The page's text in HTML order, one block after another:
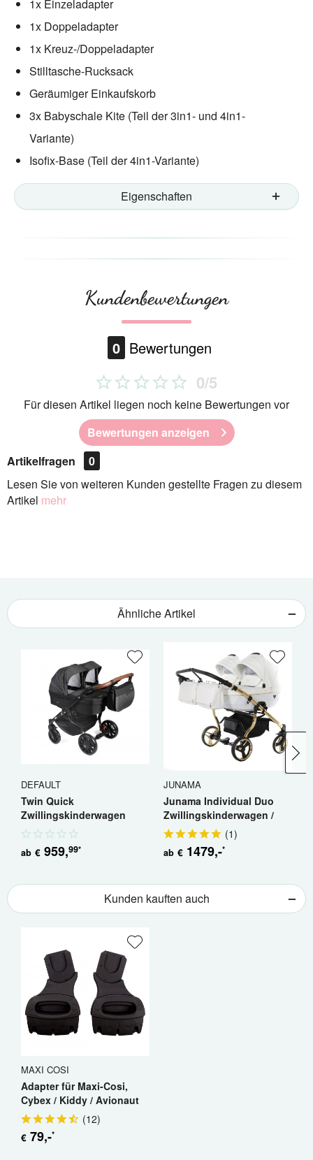
1x Einzeladapter
1x Doppeladapter
1x Kreuz-/Doppeladapter
Stilltasche-Rucksack
Geräumiger Einkaufskorb
3x Babyschale Kite (Teil der 3in1- und 4in1-
Variante)
Isofix-Base (Teil der 4in1-Variante)
Eigenschaften
Kundenbewertungen
0 Bewertungen
0/5
Für diesen Artikel liegen noch keine Bewertungen vor
Bewertungen anzeigen
Artikelfragen
0
Lesen Sie von weiteren Kunden gestellte Fragen zu diesem
Artikel mehr
Ähnliche Artikel
DEFAULT
Twin Quick
Zwillingskinderwagen
Geschwisterwagen
ab € 959,99*
JUNAMA
Junama Individual Duo
Zwillingskinderwagen /
Geschwisterkinderwagen
(1)
ab € 1479,-*
Kunden kauften auch
MAXI COSI
Adapter für Maxi-Cosi,
Cybex / Kiddy / Avionaut
(12)
€ 79,-*